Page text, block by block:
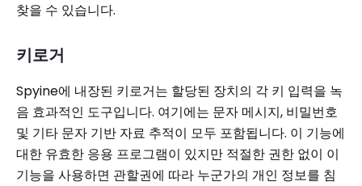
찾을 수 있습니다.
키로거
Spyine에 내장된 키로거는 할당된 장치의 각 키 입력을 녹
음 효과적인 도구입니다. 여기에는 문자 메시지, 비밀번호
및 기타 문자 기반 자료 추적이 모두 포함됩니다. 이 기능에
대한 유효한 응용 프로그램이 있지만 적절한 권한 없이 이
기능을 사용하면 관할권에 따라 누군가의 개인 정보를 침